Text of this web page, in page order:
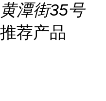
黄潭街35号
推荐产品